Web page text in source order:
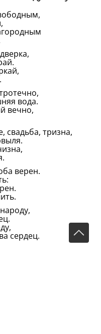
вода.
вечно,
свадьба, тризна,
верен.
сердец.